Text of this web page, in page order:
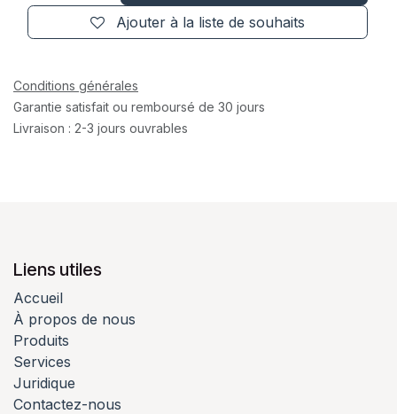
Ajouter à la liste de souhaits
Conditions générales
Garantie satisfait ou remboursé de 30 jours
Livraison : 2-3 jours ouvrables
Liens utiles
Accueil
À propos de nous
Produits
Services
Juridique
Contactez-nous